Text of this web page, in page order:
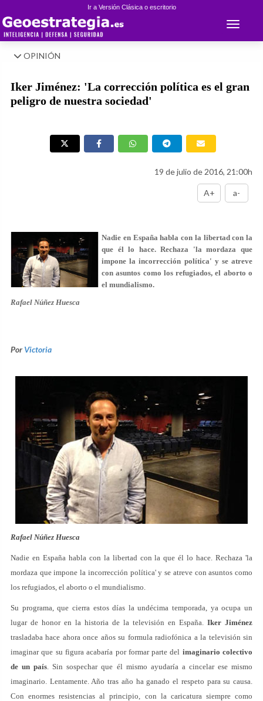
Ir a Versión Clásica o escritorio
Toggle
OPINIÓN
Iker Jiménez: 'La corrección política es el gran
peligro de nuestra sociedad'
19 de julio de 2016, 21:00h
A+ a-
Nadie en España habla con la libertad con la
que él lo hace. Rechaza 'la mordaza que
impone la incorrección política' y se atreve
con asuntos como los refugiados, el aborto o
el mundialismo.
Rafael Núñez Huesca
PorVictoria
Rafael Núñez Huesca
Nadie en España habla con la libertad con la que él lo hace. Rechaza 'la
mordaza que impone la incorrección política' y se atreve con asuntos como
los refugiados, el aborto o el mundialismo.
Su programa, que cierra estos días la undécima temporada, ya ocupa un
lugar de honor en la historia de la televisión en España. Iker Jiménez
trasladaba hace ahora once años su formula radiofónica a la televisión sin
imaginar que su figura acabaría por formar parte del imaginario colectivo
de un país. Sin sospechar que él mismo ayudaría a cincelar ese mismo
imaginario. Lentamente. Año tras año ha ganado el respeto para su causa.
Con enormes resistencias al principio, con la caricatura siempre como